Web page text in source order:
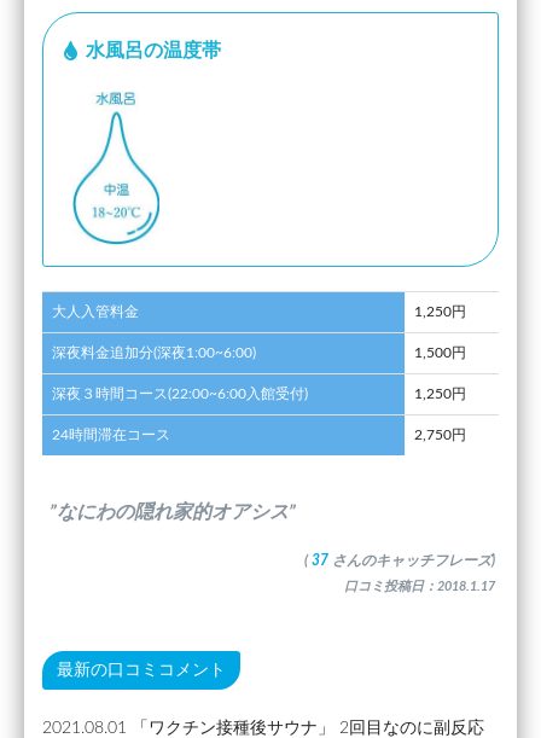
水風呂の温度帯
大人入管料金 1,250円
深夜料金追加分(深夜1:00~6:00) 1,500円
深夜３時間コース(22:00~6:00入館受付) 1,250円
24時間滞在コース 2,750円
”なにわの隠れ家的オアシス”
( 37 さんのキャッチフレーズ)
口コミ投稿日：2018.1.17
最新の口コミコメント
2021.08.01 「ワクチン接種後サウナ」 2回目なのに副反応